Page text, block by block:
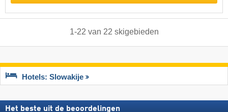
1-22 van 22 skigebieden
Hotels: Slowakije
Het beste uit de beoordelingen